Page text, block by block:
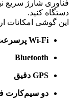
فناوری شارژ
دستگاه کنید.
این گوشی امکانات
Wi-Fi پرسرعت
Bluetooth
GPS دقیق
دو سیم‌کارت